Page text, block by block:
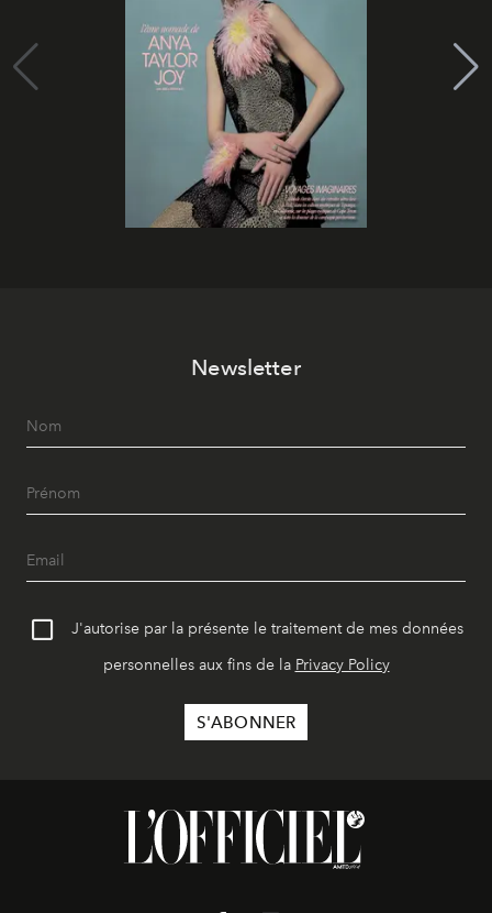
Newsletter
J'autorise par la présente le traitement de mes données
personnelles aux fins de la Privacy Policy